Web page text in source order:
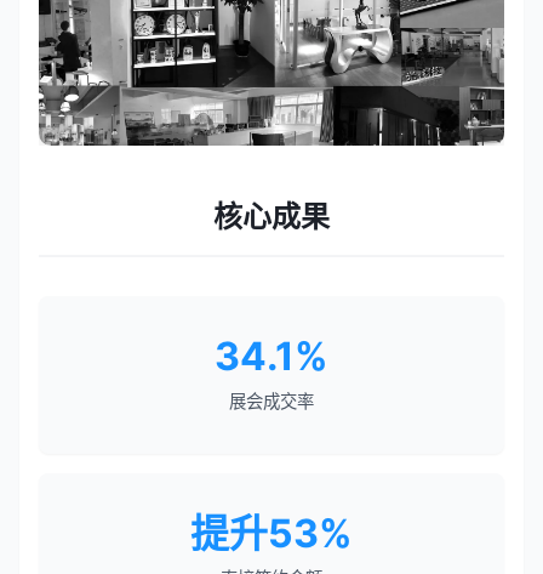
核心成果
34.1%
展会成交率
提升53%